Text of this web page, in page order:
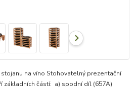
na víno Stohovatelný prezentační
základních částí: a) spodní díl (657A)